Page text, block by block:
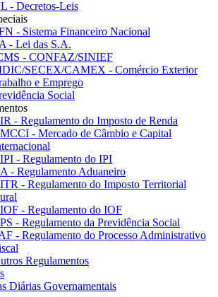
- Decretos-Leis
- Sistema Financeiro Nacional
- Lei das S.A.
- CONFAZ/SINIEF
SECEX/CAMEX - Comércio Exterior
e Emprego
Social
- Regulamento do Imposto de Renda
- Mercado de Câmbio e Capital
- Regulamento do IPI
- Regulamento Aduaneiro
- Regulamento do Imposto Territorial
- Regulamento do IOF
- Regulamento da Previdência Social
- Regulamento do Processo Administrativo
Regulamentos
Diárias Governamentais